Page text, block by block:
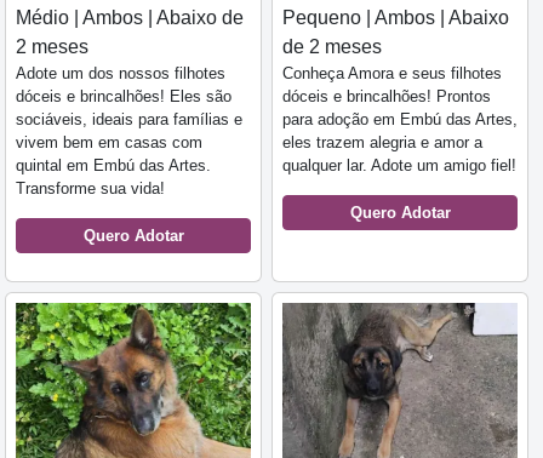
Médio | Ambos | Abaixo de
2 meses
Adote um dos nossos filhotes
dóceis e brincalhões! Eles são
sociáveis, ideais para famílias e
vivem bem em casas com
quintal em Embú das Artes.
Transforme sua vida!
Quero Adotar
Pequeno | Ambos | Abaixo
de 2 meses
Conheça Amora e seus filhotes
dóceis e brincalhões! Prontos
para adoção em Embú das Artes,
eles trazem alegria e amor a
qualquer lar. Adote um amigo fiel!
Quero Adotar